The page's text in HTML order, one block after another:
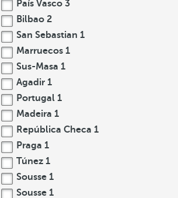
País Vasco 3
Bilbao 2
San Sebastian 1
Marruecos 1
Sus-Masa 1
Agadir 1
Portugal 1
Madeira 1
República Checa 1
Praga 1
Túnez 1
Sousse 1
Sousse 1